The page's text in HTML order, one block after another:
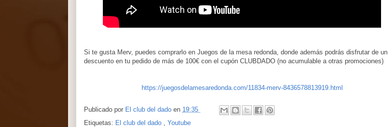
Si te gusta Merv, puedes comprarlo en Juegos de la mesa redonda, donde además podrás disfrutar de un
descuento en tu pedido de más de 100€ con el cupón CLUBDADO (no acumulable a otras promociones)
https://juegosdelamesaredonda.com/11834-merv-8436578813919.html
Publicado por El club del dado en 19:35
Etiquetas: El club del dado Youtube